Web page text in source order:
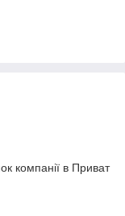
компанії в Приват